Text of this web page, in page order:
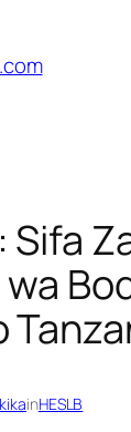
Sifa
inHESLB